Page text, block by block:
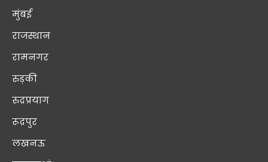
मुंबई
राजस्थान
रामनगर
रुड़की
रुद्रप्रयाग
रूद्रपुर
लखनऊ